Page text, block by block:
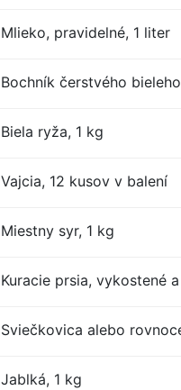
Mlieko, pravidelné, 1 liter
Bochník čerstvého
Biela ryža, 1 kg
Vajcia, 12 kusov v balení
Miestny syr, 1 kg
Kuracie prsia, vykostené
Sviečkovica alebo
Jablká, 1 kg